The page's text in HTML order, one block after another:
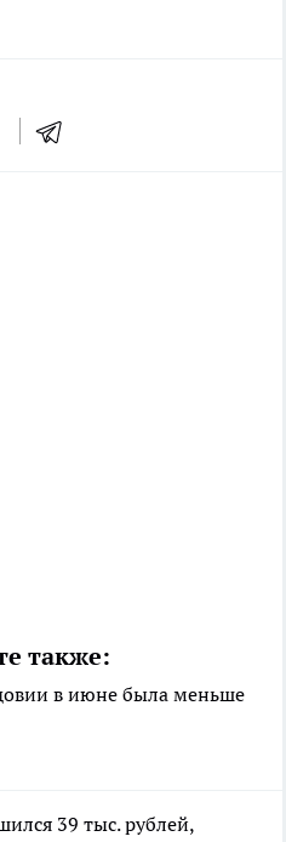
также:
в июне была меньше
39 тыс. рублей,